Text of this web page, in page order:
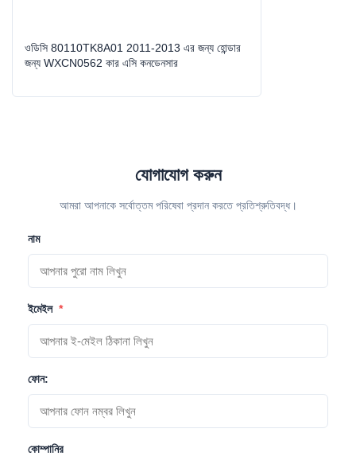
ওডিসি 80110TK8A01 2011-2013 এর জন্য হোন্ডার
জন্য WXCN0562 কার এসি কনডেনসার
যোগাযোগ করুন
আমরা আপনাকে সর্বোত্তম পরিষেবা প্রদান করতে প্রতিশ্রুতিবদ্ধ।
নাম
ইমেইল *
ফোন:
কোম্পানির